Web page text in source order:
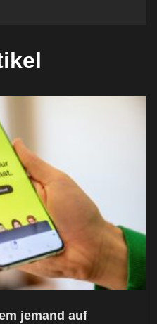
jemand auf